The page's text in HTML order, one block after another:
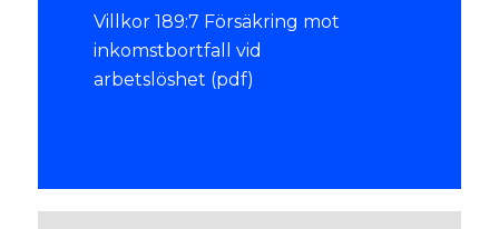
Villkor 189:7 Försäkring mot
inkomstbortfall vid
arbetslöshet (pdf)